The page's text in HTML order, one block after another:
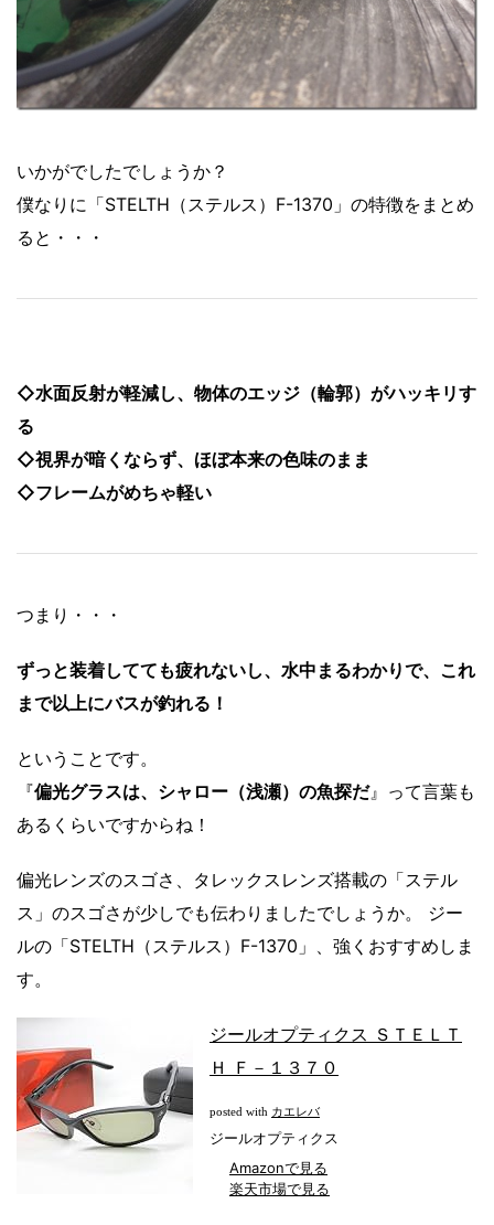
いかがでしたでしょうか？
僕なりに「STELTH（ステルス）F-1370」の特徴をまとめ
ると・・・
◇水面反射が軽減し、物体のエッジ（輪郭）がハッキリす
る
◇視界が暗くならず、ほぼ本来の色味のまま
◇フレームがめちゃ軽い
つまり・・・
ずっと装着してても疲れないし、水中まるわかりで、これ
まで以上にバスが釣れる！
ということです。
『偏光グラスは、シャロー（浅瀬）の魚探だ』って言葉も
あるくらいですからね！
偏光レンズのスゴさ、タレックスレンズ搭載の「ステル
ス」のスゴさが少しでも伝わりましたでしょうか。 ジー
ルの「STELTH（ステルス）F-1370」、強くおすすめしま
す。
ジールオプティクス ＳＴＥＬＴ
Ｈ Ｆ－１３７０
posted with カエレバ
ジールオプティクス
Amazonで見る
楽天市場で見る